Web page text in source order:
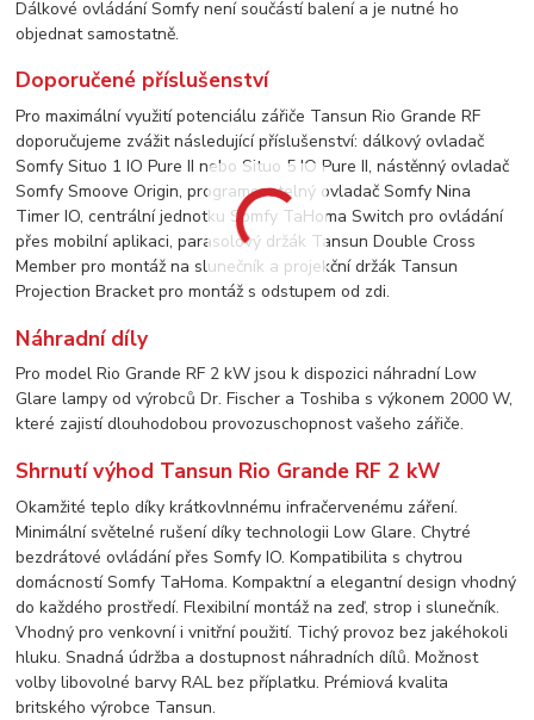
Dálkové ovládání Somfy není součástí balení a je nutné ho
objednat samostatně.
Doporučené příslušenství
Pro maximální využití potenciálu zářiče Tansun Rio Grande RF
doporučujeme zvážit následující příslušenství: dálkový ovladač
Somfy Situo 1 IO Pure II nebo Situo 5 IO Pure II, nástěnný ovladač
Somfy Smoove Origin, programovatelný ovladač Somfy Nina
Timer IO, centrální jednotku Somfy TaHoma Switch pro ovládání
přes mobilní aplikaci, parasolový držák Tansun Double Cross
Member pro montáž na slunečník a projekční držák Tansun
Projection Bracket pro montáž s odstupem od zdi.
Náhradní díly
Pro model Rio Grande RF 2 kW jsou k dispozici náhradní Low
Glare lampy od výrobců Dr. Fischer a Toshiba s výkonem 2000 W,
které zajistí dlouhodobou provozuschopnost vašeho zářiče.
Shrnutí výhod Tansun Rio Grande RF 2 kW
Okamžité teplo díky krátkovlnnému infračervenému záření.
Minimální světelné rušení díky technologii Low Glare. Chytré
bezdrátové ovládání přes Somfy IO. Kompatibilita s chytrou
domácností Somfy TaHoma. Kompaktní a elegantní design vhodný
do každého prostředí. Flexibilní montáž na zeď, strop i slunečník.
Vhodný pro venkovní i vnitřní použití. Tichý provoz bez jakéhokoli
hluku. Snadná údržba a dostupnost náhradních dílů. Možnost
volby libovolné barvy RAL bez příplatku. Prémiová kvalita
britského výrobce Tansun.